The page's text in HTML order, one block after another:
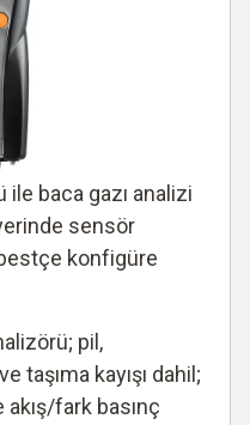
baca gazı analizi
sensör
konfigüre
pil,
taşıma kayışı dahil;
fark basınç